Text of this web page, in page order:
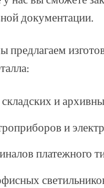
документации.
предлагаем
и
и
платежного